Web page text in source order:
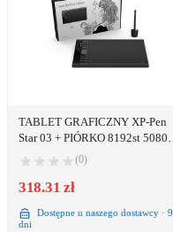
TABLET GRAFICZNY XP-Pen
Star 03 + PIÓRKO 8192st 5080
LPI 25,4 x 15,2 cm
(0)
318.31 zł
Dostępne u naszego dostawcy · 9
dni